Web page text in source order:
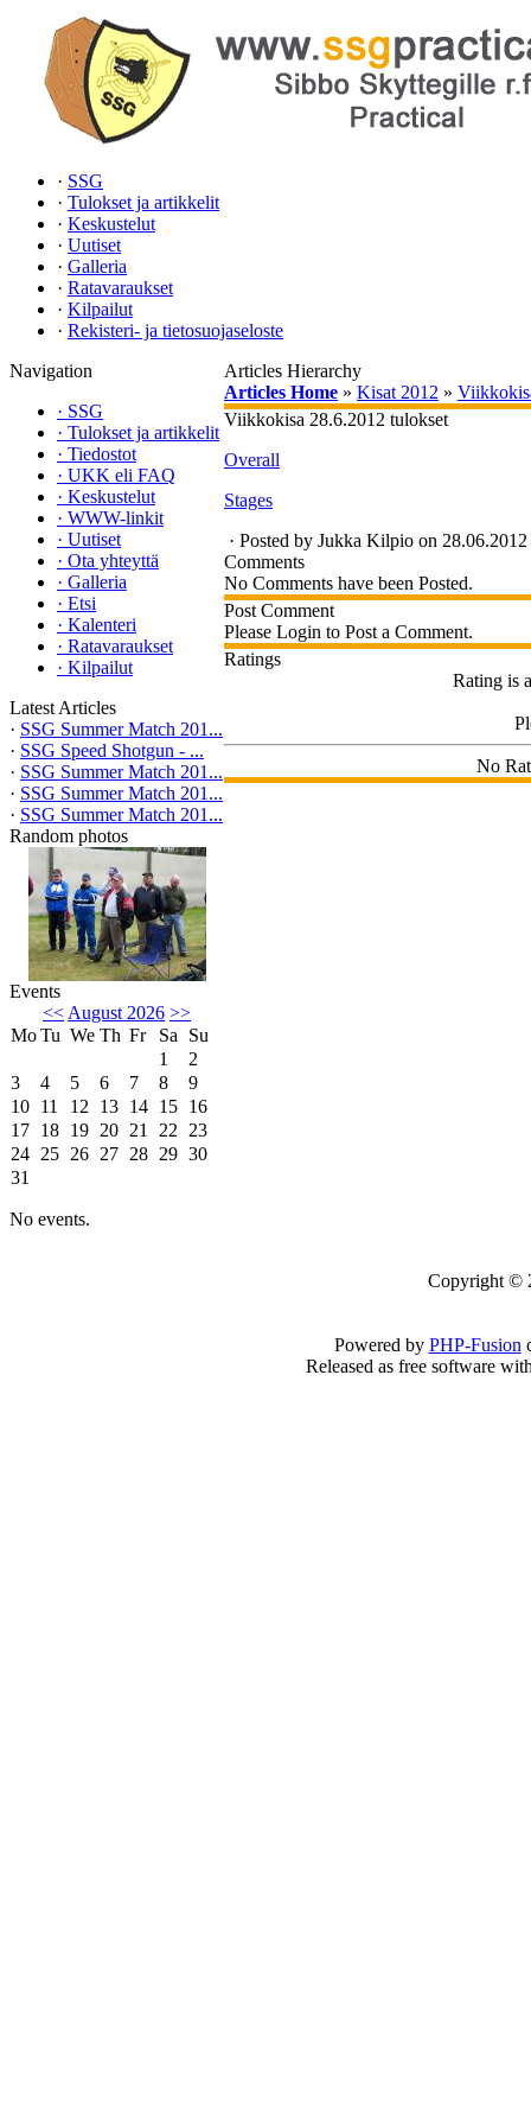
· SSG
· Tulokset ja artikkelit
· Keskustelut
· Uutiset
· Galleria
· Ratavaraukset
· Kilpailut
· Rekisteri- ja tietosuojaseloste
Navigation
· SSG
· Tulokset ja artikkelit
· Tiedostot
· UKK eli FAQ
· Keskustelut
· WWW-linkit
· Uutiset
· Ota yhteyttä
· Galleria
· Etsi
· Kalenteri
· Ratavaraukset
· Kilpailut
Latest Articles
· SSG Summer Match 201...
· SSG Speed Shotgun - ...
· SSG Summer Match 201...
· SSG Summer Match 201...
· SSG Summer Match 201...
Random photos
Events
<< August 2026 >>
MoTu We Th Fr Sa
Su
1
2
3
4 5 6 7 8
9
10 11 12 13 14 15 16
17 18 19 20 21 22
23
24 25 26 27 28 29 30
31
No events.
Articles Hierarchy
Articles Home » Kisat 2012 »
Viikkokisa 28.6.2012 tulokset
Overall
Stages
· Posted by Jukka Kilpioon 28.06.2012
Comments
No Comments have been Posted.
Post Comment
Please Login to Post a Comment.
Ratings
Rating is
No
Copyright ©
Powered by PHP-Fusion
Released as free software